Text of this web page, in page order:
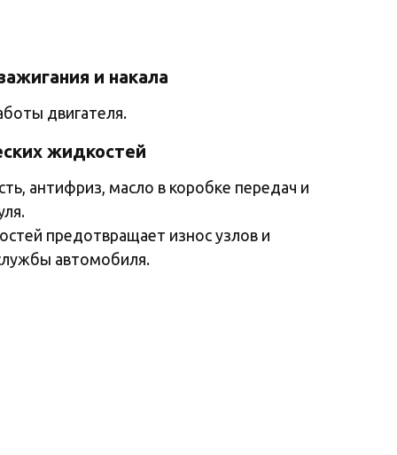
и накала
двигателя.
жидкостей
антифриз, масло в коробке передач и
предотвращает износ узлов и
автомобиля.